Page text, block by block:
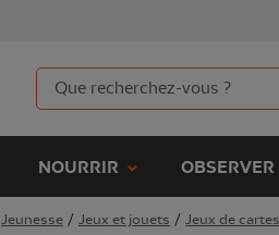
NOURRIR OBSERVER
Jeunesse / Jeux et jouets / Jeux de cartes